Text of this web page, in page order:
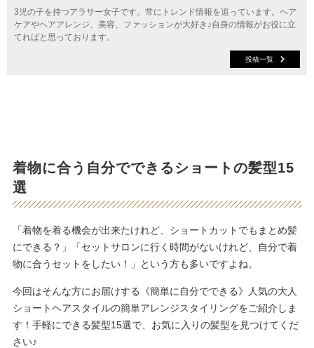
3児の子を持つアラサー女子です。常にトレンド情報を追っています。ヘア
ケアやヘアアレンジ、美容、ファッションが大好き♪自身の情報がお役に立
てればと思っております。
投稿一覧
着物に合う自分でできるショートの髪型15
選
「着物を着る機会が出来たけれど、ショートカットでもまとめ髪
にできる？」「セットサロンに行く時間がないけれど、自分で着
物に合うセットをしたい！」という方も多いですよね。
今回はそんな方にお届けする《簡単に自分でできる》人気の大人
ショートヘアスタイルの簡単アレンジスタイリングをご紹介しま
す！手軽にできる髪型15選で、お気に入りの髪型を見つけてくだ
さい♪